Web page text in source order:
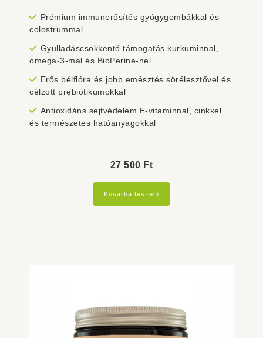
Prémium immunerősítés gyógygombákkal és
colostrummal
Gyulladáscsökkentő támogatás kurkuminnal,
omega-3-mal és BioPerine-nel
Erős bélflóra és jobb emésztés sörélesztővel és
célzott prebiotikumokkal
Antioxidáns sejtvédelem E-vitaminnal, cinkkel
és természetes hatóanyagokkal
27 500 Ft
Kosárba teszem